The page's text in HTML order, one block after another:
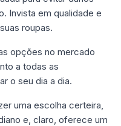
Invista em qualidade e
roupas.
opções no mercado
a todas as
o seu dia a dia.
uma escolha certeira,
e, claro, oferece um